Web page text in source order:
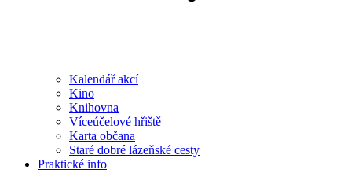
Kalendář akcí
Kino
Knihovna
Víceúčelové hřiště
Karta občana
Staré dobré lázeňské cesty
Praktické info